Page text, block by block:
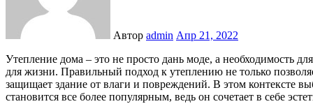
Автор admin Апр 21, 2022
Утепление дома – это не просто дань моде, а необходимость для создания комфортного и безопасного пространства
для жизни. Правильный подход к утеплению не только
защищает здание от влаги и повреждений. В этом контексте
становится все более популярным, ведь он сочетает в себе